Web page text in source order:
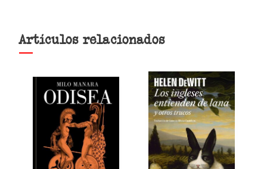
Artículos relacionados